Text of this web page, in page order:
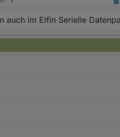
auch im Elfin Serielle